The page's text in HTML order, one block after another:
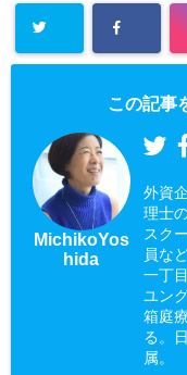
この記事
MichikoYos
hida
外資
理士
スク
員な
一丁
ユン
箱庭
る。
属。